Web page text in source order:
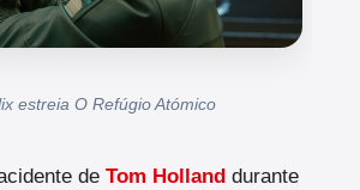
estreia O Refúgio Atómico
de Tom Holland durante